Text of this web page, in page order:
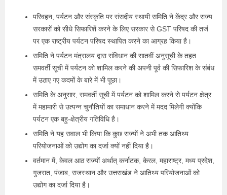
परिवहन, पर्यटन और संस्कृति पर संसदीय स्थायी समिति ने केंद्र और राज्य
सरकारों को सीधे सिफारिशें करने के लिए सरकार से GST परिषद की तर्ज
पर एक राष्ट्रीय पर्यटन परिषद स्थापित करने का आग्रह किया है।
समिति ने पर्यटन मंत्रालय द्वारा संविधान की सातवीं अनुसूची के तहत
समवर्ती सूची में पर्यटन को शामिल करने की अपनी पूर्व की सिफारिश के संबंध
में उठाए गए कदमों के बारे में भी पूछा।
समिति के अनुसार, समवर्ती सूची में पर्यटन को शामिल करने से पर्यटन क्षेत्र
में महामारी से उत्पन्न चुनौतियों का समाधान करने में मदद मिलेगी क्योंकि
पर्यटन एक बहु-क्षेत्रीय गतिविधि है।
समिति ने यह सवाल भी किया कि कुछ राज्यों ने अभी तक आतिथ्य
परियोजनाओं को उद्योग का दर्जा क्यों नहीं दिया है।
वर्तमान में, केवल आठ राज्यों अर्थात् कर्नाटक, केरल, महाराष्ट्र, मध्य प्रदेश,
गुजरात, पंजाब, राजस्थान और उत्तराखंड ने आतिथ्य परियोजनाओं को
उद्योग का दर्जा दिया है।